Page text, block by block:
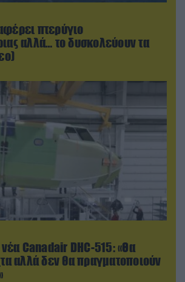
πτερύγιο
αλλά… το δυσκολεύουν τα
Canadair DHC-515: «Θα
αλλά δεν θα πραγματοποιούν